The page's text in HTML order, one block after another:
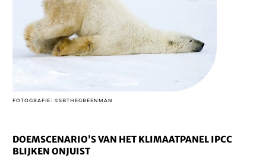
FOTOGRAFIE: ©SBTHEGREENMAN
DOEMSCENARIO’S VAN HET KLIMAATPANEL IPCC
BLIJKEN ONJUIST